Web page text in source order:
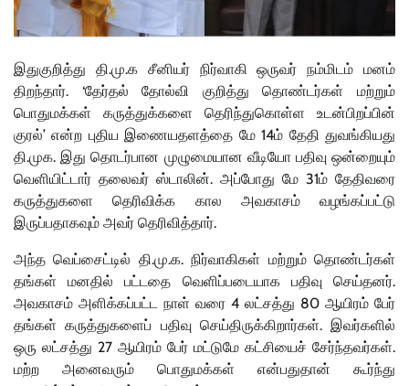
இதுகுறித்து தி.மு.க சீனியர் நிர்வாகி ஒருவர் நம்மிடம் மனம்
திறந்தார். ‘தேர்தல் தோல்வி குறித்து தொண்டர்கள் மற்றும்
பொதுமக்கள் கருத்துக்களை தெரிந்துகொள்ள உடன்பிறப்பின்
குரல்’ என்ற புதிய இணையதளத்தை மே 14ம் தேதி துவங்கியது
தி.முக. இது தொடர்பான முழுமையான வீடியோ பதிவு ஒன்றையும்
வெளியிட்டார் தலைவர் ஸ்டாலின். அப்போது மே 31ம் தேதிவரை
கருத்துகளை தெரிவிக்க கால அவகாசம் வழங்கப்பட்டு
இருப்பதாகவும் அவர் தெரிவித்தார்.
அந்த வெப்சைட்டில் தி.மு.க. நிர்வாகிகள் மற்றும் தொண்டர்கள்
தங்கள் மனதில் பட்டதை வெளிப்படையாக பதிவு செய்தனர்.
அவகாசம் அளிக்கப்பட்ட நாள் வரை 4 லட்சத்து 80 ஆயிரம் பேர்
தங்கள் கருத்துகளைப் பதிவு செய்திருக்கிறார்கள். இவர்களில்
ஒரு லட்சத்து 27 ஆயிரம் பேர் மட்டுமே கட்சியைச் சேர்ந்தவர்கள்.
மற்ற அனைவரும் பொதுமக்கள் என்பதுதான் கூர்ந்து